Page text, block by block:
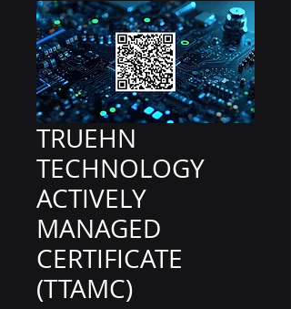
TRUEHN
TECHNOLOGY
ACTIVELY
MANAGED
CERTIFICATE
(TTAMC)